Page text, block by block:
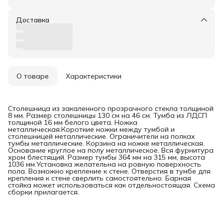
Доставка
О товаре Характеристики
Столешница из закаленного прозрачного стекла толщиной
8 мм. Размер столешницы 130 см на 46 см. Тумба из ЛДСП
толщиной 16 мм белого цвета. Ножка
металлическая.Короткие ножки между тумбой и
столешницей металлические. Ограничители на полках
тумбы металлические. Корзина на ножке металлическая.
Основание круглое на полу металлическое. Вся фурнитура
хром блестящий. Размер тумбы 364 мм на 315 мм, высота
1036 мм.Установка желательна на ровную поверхность
пола. Возможно крепление к стене. Отверстия в тумбе для
крепления к стене сверлить самостоятельно. Барная
стойка может использоваться как отдельностоящая. Схема
сборки прилагается.